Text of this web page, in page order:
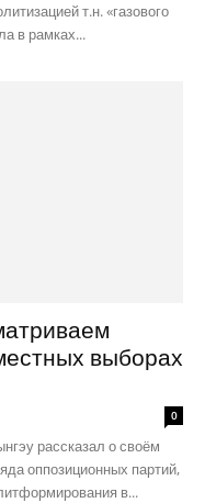
т.н. «газового
в рамках...
выборах
0
рассказал о своём
оппозиционных партий,
в...